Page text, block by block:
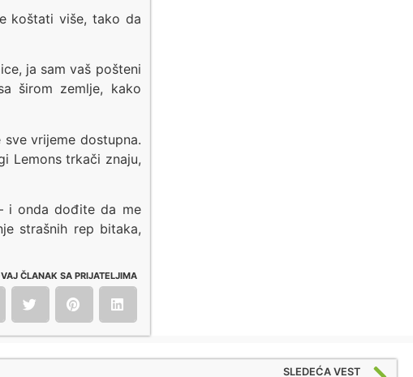
koštati više, tako da
ja sam vaš pošteni
širom zemlje, kako
vrijeme dostupna.
Lemons trkači znaju,
i onda dođite da me
strašnih rep bitaka,
ČLANAK SA PRIJATELJIMA
SLEDEĆA VEST